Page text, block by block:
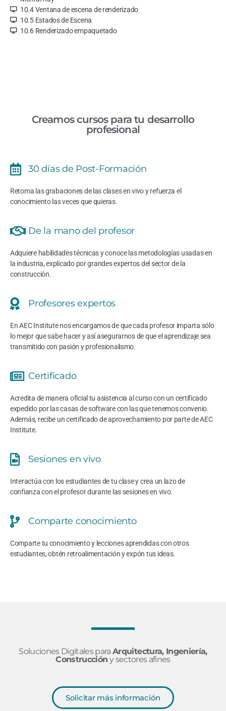
10.4 Ventana de escena de renderizado
10.5 Estados de Escena
10.6 Renderizado empaquetado
Creamos cursos para tu desarrollo
profesional
30 días de Post-Formación
Retoma las grabaciones de las clases en vivo y refuerza el
conocimiento las veces que quieras.
De la mano del profesor
Adquiere habilidades técnicas y conoce las metodologías usadas en
la industria, explicado por grandes expertos del sector de la
construcción.
Profesores expertos
En AEC Institute nos encargamos de que cada profesor imparta sólo
lo mejor que sabe hacer y así asegurarnos de que el aprendizaje sea
transmitido con pasión y profesionalismo.
Certificado
Acredita de manera oficial tu asistencia al curso con un certificado
expedido por las casas de software con las que tenemos convenio.
Además, recibe un certificado de aprovechamiento por parte de AEC
Institute.
Sesiones en vivo
Interactúa con los estudiantes de tu clase y crea un lazo de
confianza con el profesor durante las sesiones en vivo.
Comparte conocimiento
Comparte tu conocimiento y lecciones aprendidas con otros
estudiantes, obtén retroalimentación y expón tus ideas.
Soluciones Digitales paraArquitectura, Ingeniería,
Construcción y sectores afines
Solicitar más información